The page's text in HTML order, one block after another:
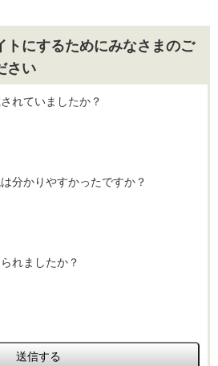
トにするためにみなさまのご
さい
れていましたか？
分かりやすかったですか？
れましたか？